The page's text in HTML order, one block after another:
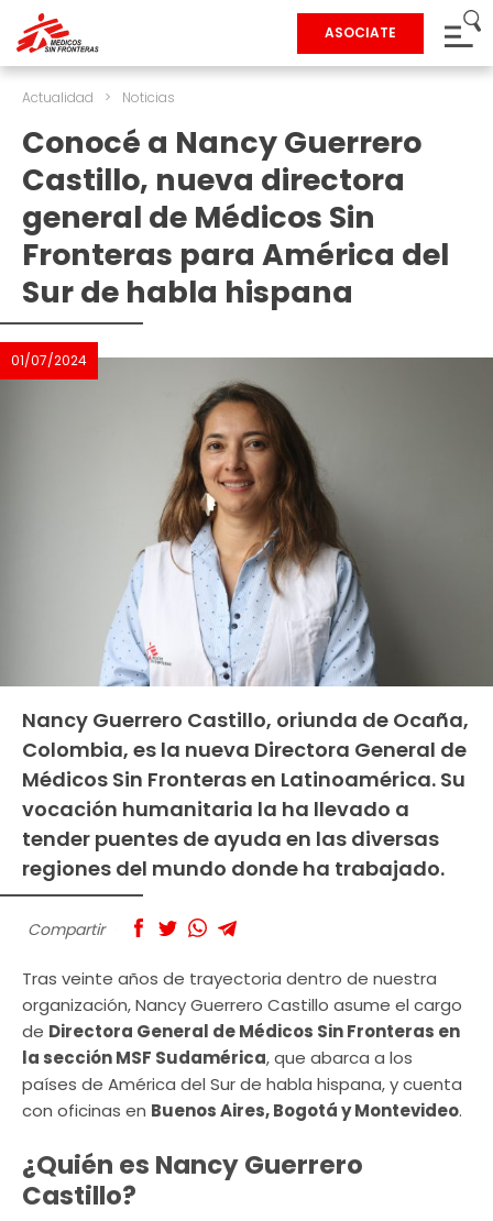
ASOCIATE
Actualidad > Noticias
Conocé a Nancy Guerrero
Castillo, nueva directora
general de Médicos Sin
Fronteras para América del
Sur de habla hispana
01/07/2024
Nancy Guerrero Castillo, oriunda de Ocaña,
Colombia, es la nueva Directora General de
Médicos Sin Fronteras en Latinoamérica. Su
vocación humanitaria la ha llevado a
tender puentes de ayuda en las diversas
regiones del mundo donde ha trabajado.
Compartir
Tras veinte años de trayectoria dentro de nuestra
organización, Nancy Guerrero Castillo asume el cargo
de Directora General de Médicos Sin Fronteras en
la sección MSF Sudamérica, que abarca a los
países de América del Sur de habla hispana, y cuenta
con oficinas en Buenos Aires, Bogotá y Montevideo.
¿Quién es Nancy Guerrero
Castillo?